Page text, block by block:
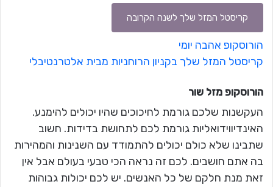
קריסטל המזל שלך לשנה הקרובה
הורוסקופ אהבה יומי
קריסטל המזל שלך בקניון הרוחניות מבית אלטרנטיבלי
הורוסקופ מזל שור
העקשנות שלכם גורמת לחיכוכים שהיו יכולים להימנע.
האינדיווידואליות גורמת לכם לתחושת בדידות. חשוב
שתבינו שלא כולם יכולים להתמודד עם השנינות והמהירות
בה אתם חושבים. לכם זה נראה הכי טבעי בעולם אבל אין
זאת מנת חלקם של כל האנשים. יש לכם יכולות גבוהות